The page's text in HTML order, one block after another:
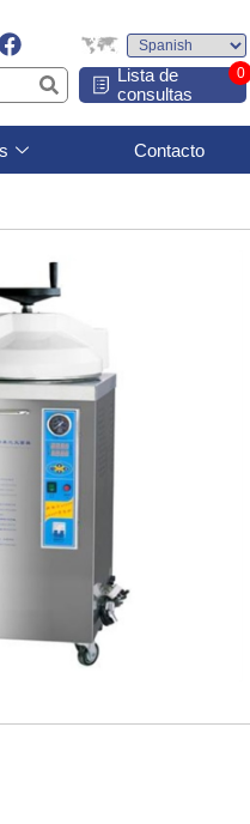
Lista de
consultas
0
Contacto